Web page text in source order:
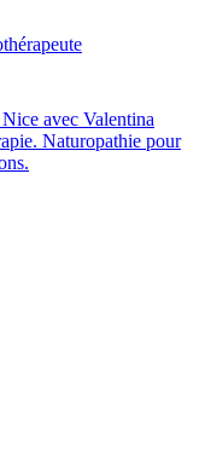
avec Valentina
Naturopathie pour